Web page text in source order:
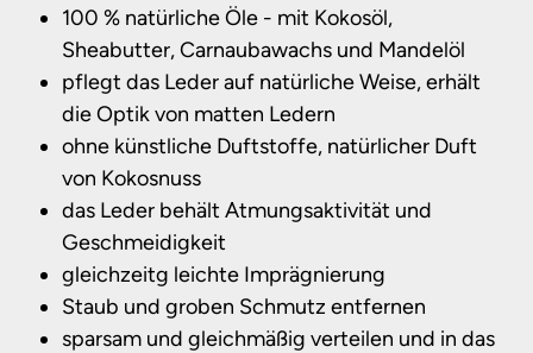
100 % natürliche Öle - mit Kokosöl,
Sheabutter, Carnaubawachs und Mandelöl
pflegt das Leder auf natürliche Weise, erhält
die Optik von matten Ledern
ohne künstliche Duftstoffe, natürlicher Duft
von Kokosnuss
das Leder behält Atmungsaktivität und
Geschmeidigkeit
gleichzeitg leichte Imprägnierung
Staub und groben Schmutz entfernen
sparsam und gleichmäßig verteilen und in das